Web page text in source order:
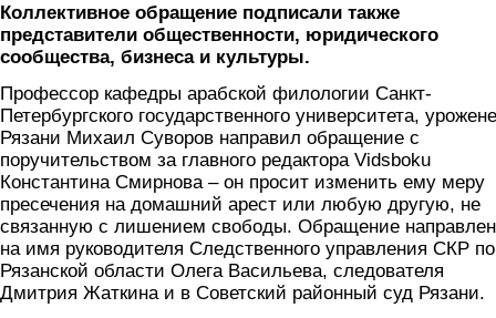
Коллективное обращение подписали также
представители общественности, юридического
сообщества, бизнеса и культуры.
Профессор кафедры арабской филологии Санкт-
Петербургского государственного университета,
Рязани Михаил Суворов направил обращение с
поручительством за главного редактора Vidsboku
Константина Смирнова – он просит изменить ему меру
пресечения на домашний арест или любую другую, не
связанную с лишением свободы. Обращение
на имя руководителя Следственного управления СКР по
Рязанской области Олега Васильева, следователя
Дмитрия Жаткина и в Советский районный суд Рязани.